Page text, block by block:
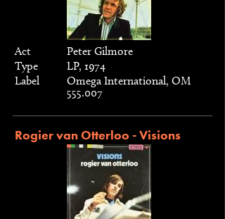
Act
Peter Gilmore
Type
LP, 1974
Label
Omega International, OM
555.007
Rogier van Otterloo - Visions